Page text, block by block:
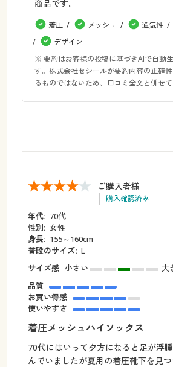
商品です。
着圧 メッシュ 通気性
デザイン
※ 要約はお客様の投稿に基づきAIで自動
す。株式会社セシールが要約内容の正確
るものではないため、口コミ全文と併せて
ご購入者様
購入確認済み
年代: 70代
性別: 女性
身長: 155～160cm
普段のサイズ: L
サイズ感 小さい
大
品質
お買い得感
使いやすさ
着圧メッシュハイソックス
70代にはいって夕方になると足が浮
んでいましたが夏用の着圧靴下を見